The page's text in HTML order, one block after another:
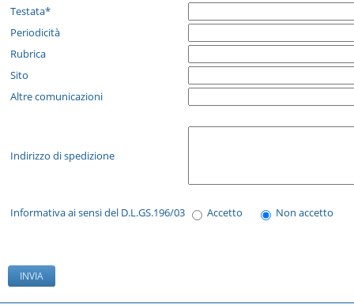
Testata*
Periodicità
Rubrica
Sito
Altre comunicazioni
Indirizzo di spedizione
Informativa ai sensi del D.L.GS.196/03 Accetto Non accetto